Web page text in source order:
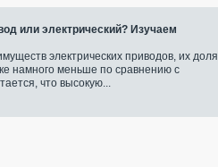
или электрический? Изучаем
электрических приводов, их доля
намного меньше по сравнению с
что высокую...